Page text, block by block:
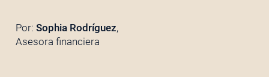
Por: Sophia Rodríguez,
Asesora financiera